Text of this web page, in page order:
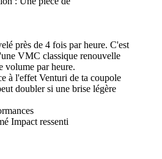
près de 4 fois par heure. C'est
VMC classique renouvelle
volume par heure.
à l'effet Venturi de ta coupole
doubler si une brise légère
Impact ressenti